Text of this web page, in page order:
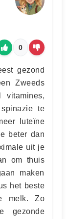
0
gezond
Zweeds
vitamines,
te
luteïne
beter dan
uit je
om thuis
maken
het beste
melk. Zo
gezonde